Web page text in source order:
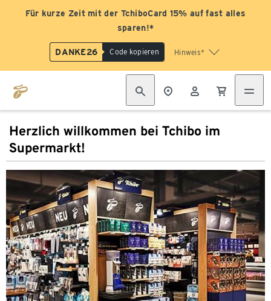
Für kurze Zeit mit der TchiboCard 15% auf fast alles
sparen!*
DANKE26 Code kopieren Hinweis*
Herzlich willkommen bei Tchibo im
Supermarkt!